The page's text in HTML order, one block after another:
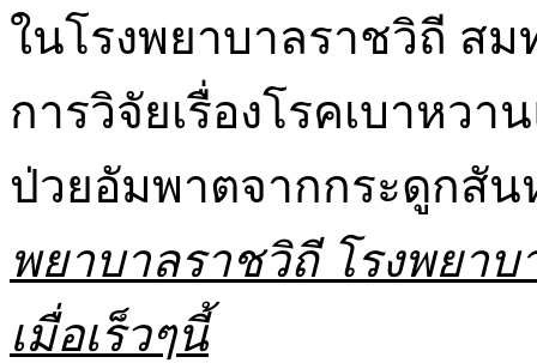
ในโรงพยาบาลราชวิถี ส
การวิจัยเรื่องโรคเบาหว
ป่วยอัมพาตจากกระดูกสัน
พยาบาลราชวิถี โรงพยาบ
เมื่อเร็วๆนี้